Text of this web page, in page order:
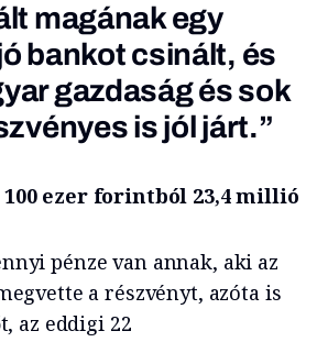
magának egy
bankot csinált, és
gazdaság és sok
is jól járt.”
100 ezer forintból 23,4 millió
pénze van annak, aki az
a részvényt, azóta is
az eddigi 22